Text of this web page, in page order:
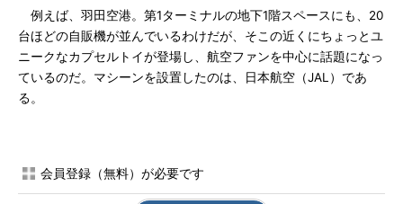
例えば、羽田空港。第1ターミナルの地下1階スペースにも、20
台ほどの自販機が並んでいるわけだが、そこの近くにちょっとユ
ニークなカプセルトイが登場し、航空ファンを中心に話題になっ
ているのだ。マシーンを設置したのは、日本航空（JAL）であ
る。
会員登録（無料）が必要です